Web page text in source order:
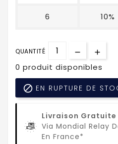
6 10%
QUANTITÉ
0 produit disponibles
 EN RUPTURE DE
Livraison Gratuite
Via Mondial Relay
En France*